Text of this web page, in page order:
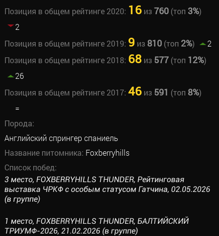
Позиция в общем рейтинге 2020: 16из760(топ 3%)
2
Позиция в общем рейтинге 2019: 9 из 810(топ 2%)
2
Позиция в общем рейтинге 2018: 68из 577(топ 12%)
26
Позиция в общем рейтинге 2017: 46из 591 (топ 8%)
=
Порода:
Английский спрингер спаниель
Название питомника: Foxberryhills
Список побед:
3 место, FOXBERRYHILLS THUNDER, Рейтинговая
выставка ЧРКФ с особым статусом Гатчина, 02.05.2026
(в группе)
1 место, FOXBERRYHILLS THUNDER, БАЛТИЙСКИЙ
ТРИУМФ-2026, 21.02.2026 (в группе)